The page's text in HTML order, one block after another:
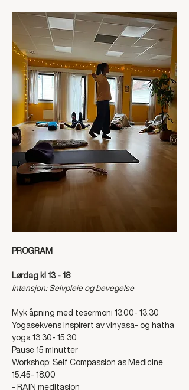
PROGRAM
Lørdag kl 13 - 18
Intensjon: Selvpleie og bevegelse
Myk åpning med tesermoni 13.00- 13.30
Yogasekvens inspirert av vinyasa- og hatha
yoga 13.30- 15.30
Pause 15 minutter
Workshop: Self Compassion as Medicine
15.45- 18.00
- RAIN meditasjon